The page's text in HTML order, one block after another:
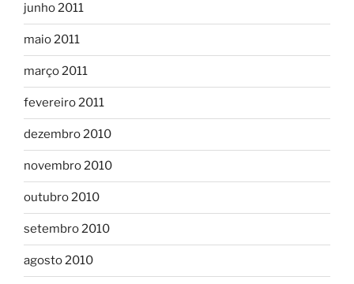
junho 2011
maio 2011
março 2011
fevereiro 2011
dezembro 2010
novembro 2010
outubro 2010
setembro 2010
agosto 2010